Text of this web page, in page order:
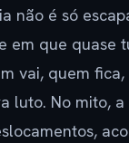
não é só
em que quase
vai, quem
luto. No mito,